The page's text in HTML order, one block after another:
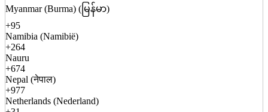
Myanmar (Burma) (မြန်မာ)
+95
Namibia (Namibië)
+264
Nauru
+674
Nepal (नेपाल)
+977
Netherlands (Nederland)